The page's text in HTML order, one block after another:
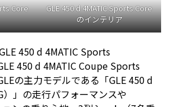
Core
GLE 450 d 4MATIC Sports Core
のインテリア
450 d 4MATIC Sports
450 d 4MATIC Coupe Sports
の主力モデルである「GLE 450 d
」の走行パフォーマンスや